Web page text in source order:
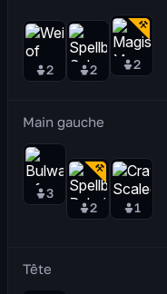
2 2 2
Main gauche
3
2
1
Tête